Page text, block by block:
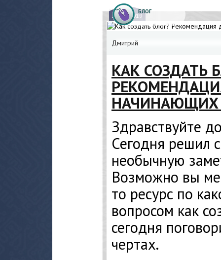
24.03.2019
БЛОГ
Дмитрий
КАК СОЗДАТЬ
НАЧИНАЮЩИХ
Здравствуйте
Сегодня решил
необычную
Возможно вы
то ресурс по
вопросом как
сегодня
чертах.